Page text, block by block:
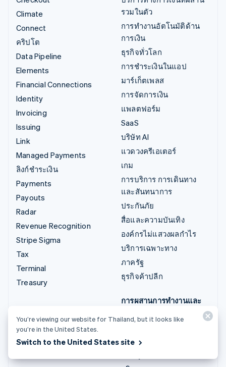
Climate
Connect
คริปโต
Data Pipeline
Elements
Financial Connections
Identity
Invoicing
Issuing
Link
Managed Payments
ลิงก์ชำระเงิน
Payments
Payouts
Radar
Revenue Recognition
Stripe Sigma
Tax
Terminal
Treasury
รวมในตัว
การทำงานอัตโนมัติด้าน
การเงิน
ธุรกิจทั่วโลก
การชำระเงินในแอป
มาร์เก็ตเพลส
การจัดการเงิน
แพลตฟอร์ม
SaaS
บริษัท AI
แวดวงครีเอเตอร์
เกม
การบริการ การเดินทาง
และสันทนาการ
ประกันภัย
สื่อและความบันเทิง
องค์กรไม่แสวงผลกำไร
บริการเฉพาะทาง
ภาครัฐ
ธุรกิจค้าปลีก
การผสานการทำงานและ
Stripe Partner
You’re viewing our website for Thailand, but it looks like
you’re in the United States.
Switch to the United States site